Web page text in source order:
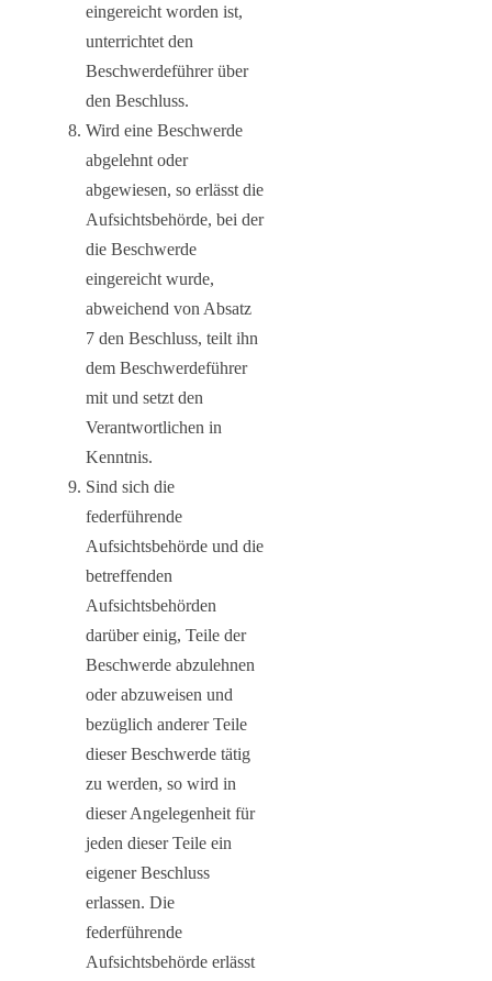
eingereicht worden ist,
unterrichtet den
Beschwerdeführer über
den Beschluss.
Wird eine Beschwerde
abgelehnt oder
abgewiesen, so erlässt die
Aufsichtsbehörde, bei der
die Beschwerde
eingereicht wurde,
abweichend von Absatz
7 den Beschluss, teilt ihn
dem Beschwerdeführer
mit und setzt den
Verantwortlichen in
Kenntnis.
Sind sich die
federführende
Aufsichtsbehörde und die
betreffenden
Aufsichtsbehörden
darüber einig, Teile der
Beschwerde abzulehnen
oder abzuweisen und
bezüglich anderer Teile
dieser Beschwerde tätig
zu werden, so wird in
dieser Angelegenheit für
jeden dieser Teile ein
eigener Beschluss
erlassen. Die
federführende
Aufsichtsbehörde erlässt